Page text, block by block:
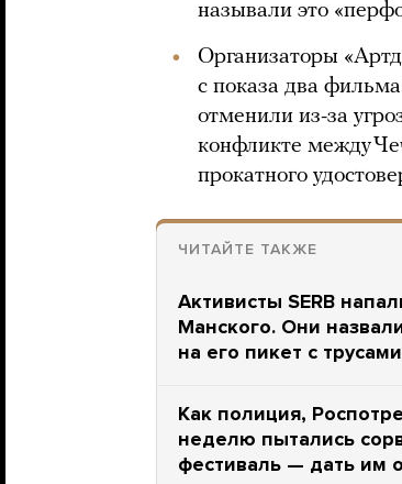
называли это
Организаторы
с показа два
отменили из-за
конфликте между
прокатного
ЧИТАЙТЕ ТАКЖЕ
Активисты SERB
Манского. Они
на его пикет с
Как полиция,
неделю пытались
фестиваль — дать им